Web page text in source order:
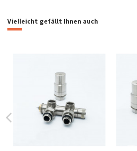
Montážní návod Royal Twin
Download (72.42k)
Catalog sheet Royal Twin
Download (1.69M)
Vielleicht gefällt Ihnen auch